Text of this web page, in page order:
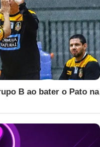
B ao bater o Pato na